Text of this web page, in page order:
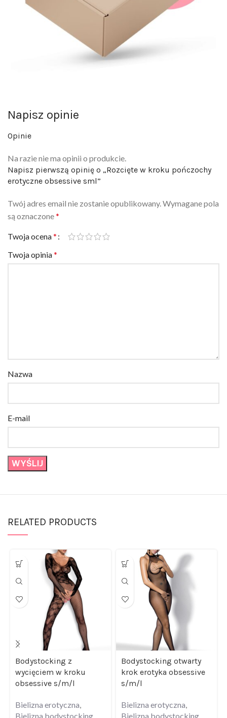
Napisz opinie
Opinie
Na razie nie ma opinii o produkcie.
Napisz pierwszą opinię o „Rozcięte w kroku pończochy
erotyczne obsessive sml”
Twój adres email nie zostanie opublikowany.
Wymagane pola
są oznaczone *
Twoja ocena *
Twoja opinia *
Nazwa
E-mail
RELATED PRODUCTS
Bodystocking z
wycięciem w kroku
obsessive s/m/l
Bielizna erotyczna
Bielizna bodystocking
Bodystocking otwarty
krok erotyka obsessive
s/m/l
Bielizna erotyczna
Bielizna bodystocking